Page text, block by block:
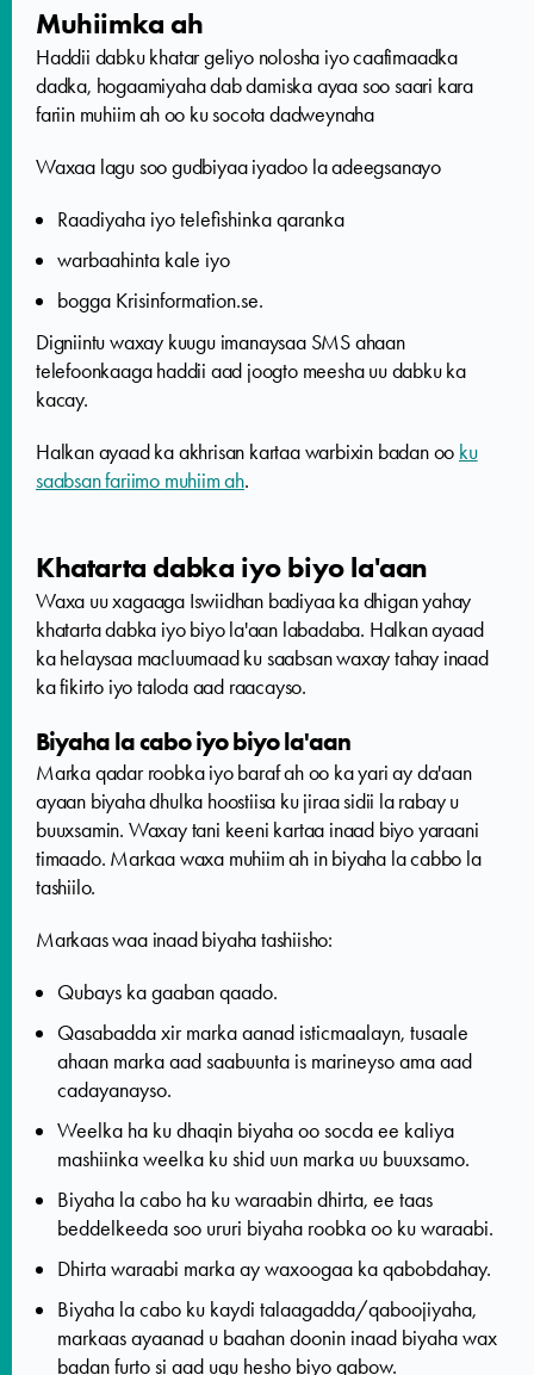
Muhiimka ah
Haddii dabku khatar geliyo nolosha iyo caafimaadka
dadka, hogaamiyaha dab damiska ayaa soo saari kara
fariin muhiim ah oo ku socota dadweynaha
Waxaa lagu soo gudbiyaa iyadoo la adeegsanayo
Raadiyaha iyo telefishinka qaranka
warbaahinta kale iyo
bogga Krisinformation.se.
Digniintu waxay kuugu imanaysaa SMS ahaan
telefoonkaaga haddii aad joogto meesha uu dabku ka
kacay.
Halkan ayaad ka akhrisan kartaa warbixin badan oo ku
saabsan fariimo muhiim ah.
Khatarta dabka iyo biyo la'aan
Waxa uu xagaaga Iswiidhan badiyaa ka dhigan yahay
khatarta dabka iyo biyo la'aan labadaba. Halkan ayaad
ka helaysaa macluumaad ku saabsan waxay tahay inaad
ka fikirto iyo taloda aad raacayso.
Biyaha la cabo iyo biyo la'aan
Marka qadar roobka iyo baraf ah oo ka yari ay da'aan
ayaan biyaha dhulka hoostiisa ku jiraa sidii la rabay u
buuxsamin. Waxay tani keeni kartaa inaad biyo yaraani
timaado. Markaa waxa muhiim ah in biyaha la cabbo la
tashiilo.
Markaas waa inaad biyaha tashiisho:
Qubays ka gaaban qaado.
Qasabadda xir marka aanad isticmaalayn, tusaale
ahaan marka aad saabuunta is marineyso ama aad
cadayanayso.
Weelka ha ku dhaqin biyaha oo socda ee kaliya
mashiinka weelka ku shid uun marka uu buuxsamo.
Biyaha la cabo ha ku waraabin dhirta, ee taas
beddelkeeda soo ururi biyaha roobka oo ku waraabi.
Dhirta waraabi marka ay waxoogaa ka qabobdahay.
Biyaha la cabo ku kaydi talaagadda/qaboojiyaha,
markaas ayaanad u baahan doonin inaad biyaha wax
badan furto si aad ugu hesho biyo qabow.